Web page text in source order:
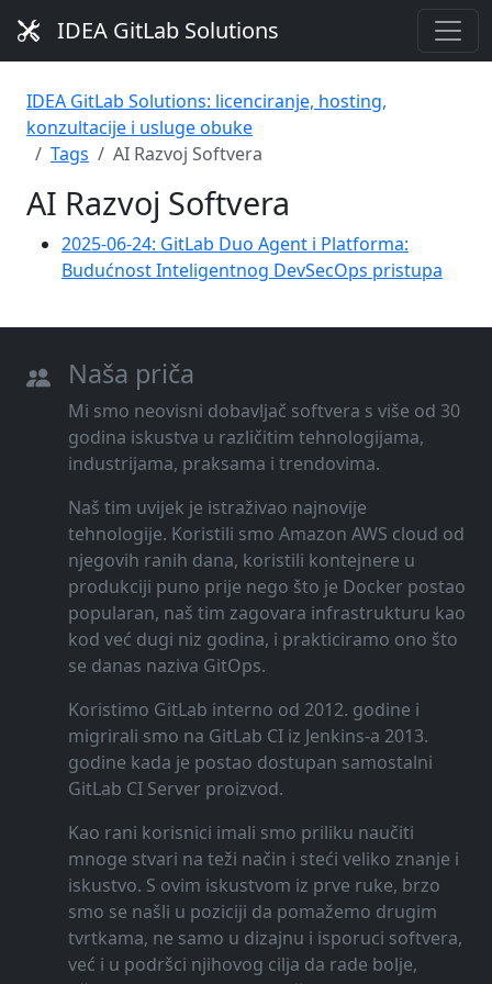
IDEA GitLab Solutions
IDEA GitLab Solutions: licenciranje, hosting,
konzultacije i usluge obuke
Tags
AI Razvoj Softvera
AI Razvoj Softvera
2025-06-24: GitLab Duo Agent i Platforma:
Budućnost Inteligentnog DevSecOps pristupa
Naša priča
Mi smo neovisni dobavljač softvera s više od 30
godina iskustva u različitim tehnologijama,
industrijama, praksama i trendovima.
Naš tim uvijek je istraživao najnovije
tehnologije. Koristili smo Amazon AWS cloud od
njegovih ranih dana, koristili kontejnere u
produkciji puno prije nego što je Docker postao
popularan, naš tim zagovara infrastrukturu kao
kod već dugi niz godina, i prakticiramo ono što
se danas naziva GitOps.
Koristimo GitLab interno od 2012. godine i
migrirali smo na GitLab CI iz Jenkins-a 2013.
godine kada je postao dostupan samostalni
GitLab CI Server proizvod.
Kao rani korisnici imali smo priliku naučiti
mnoge stvari na teži način i steći veliko znanje i
iskustvo. S ovim iskustvom iz prve ruke, brzo
smo se našli u poziciji da pomažemo drugim
tvrtkama, ne samo u dizajnu i isporuci softvera,
već i u podršci njihovog cilja da rade bolje,